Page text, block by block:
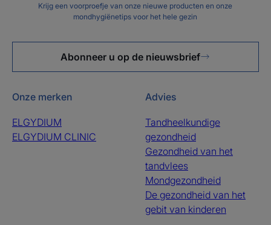
Krijg een voorproefje van onze nieuwe producten en onze
mondhygiënetips voor het hele gezin
Abonneer u op de nieuwsbrief
Onze merken
ELGYDIUM
ELGYDIUM CLINIC
Advies
Tandheelkundige
gezondheid
Gezondheid van het
tandvlees
Mondgezondheid
De gezondheid van het
gebit van kinderen